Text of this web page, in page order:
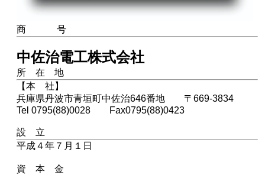
商 号
中佐治電工株式会社
所 在 地
【本 社】
兵庫県丹波市青垣町中佐治646番地 〒669-3834
Tel 0795(88)0028 Fax0795(88)0423
設 立
平成４年７月１日
資 本 金